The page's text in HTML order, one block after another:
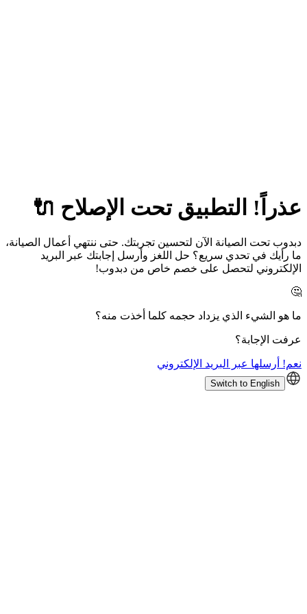
عذراً! التطبيق تحت الإصلاح 🔌
دبدوب تحت الصيانة الآن لتحسين تجربتك. حتى ننتهي أعمال الصيانة،
ما رأيك في تحدي سريع؟ حل اللغز وأرسل إجابتك عبر البريد
الإلكتروني لتحصل على خصم خاص من دبدوب!
🤔
ما هو الشيء الذي يزداد حجمه كلما أخذت منه؟
عرفت الإجابة؟
نعم! أرسلها عبر البريد الإلكتروني
Switch to English